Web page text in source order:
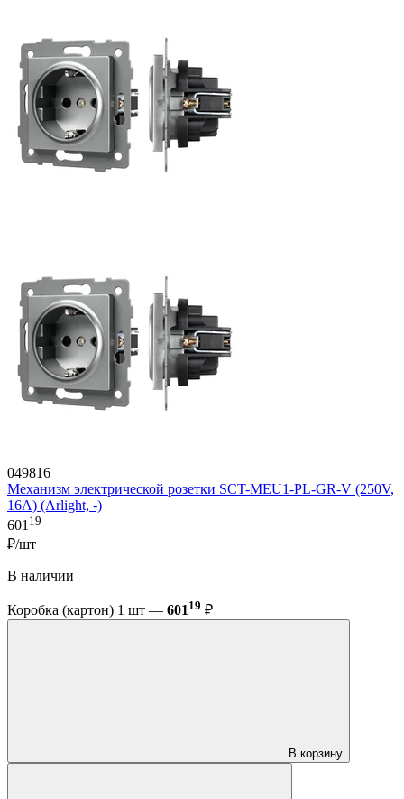
049816
Механизм электрической розетки SCT-MEU1-PL-GR-V (250V,
16A) (Arlight, -)
601 19
₽/шт
В наличии
Коробка (картон) 1 шт — 601 19 ₽
В корзину